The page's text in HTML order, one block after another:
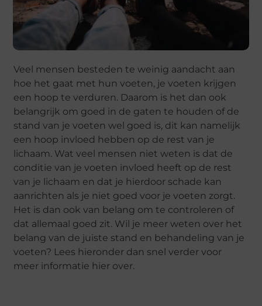
Veel mensen besteden te weinig aandacht aan
hoe het gaat met hun voeten, je voeten krijgen
een hoop te verduren. Daarom is het dan ook
belangrijk om goed in de gaten te houden of de
stand van je voeten wel goed is, dit kan namelijk
een hoop invloed hebben op de rest van je
lichaam. Wat veel mensen niet weten is dat de
conditie van je voeten invloed heeft op de rest
van je lichaam en dat je hierdoor schade kan
aanrichten als je niet goed voor je voeten zorgt.
Het is dan ook van belang om te controleren of
dat allemaal goed zit. Wil je meer weten over het
belang van de juiste stand en behandeling van je
voeten? Lees hieronder dan snel verder voor
meer informatie hier over.